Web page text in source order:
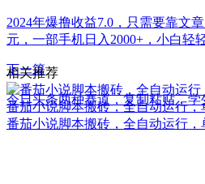
2024年爆撸收益7.0，只需要靠文
元，一部手机日入2000+，小白轻
下一篇
今日头条两种赛道，复制粘贴，学
相关推荐
番茄小说脚本搬砖，全自动运行，
番茄小说脚本搬砖，全自动运行，